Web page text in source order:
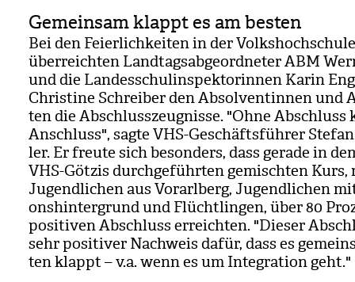
Gemeinsam klappt es am besten
Bei den Fei­er­lich­kei­ten in der
über­reich­ten Land­tags­ab­ge­ord­ne­ter ABM
und die Lan­des­schul­in­spek­to­rin­nen Karin
Chris­tine Schrei­ber den Absol­ven­tin­nen und
ten die Abschluss­zeug­nisse. "Ohne Abschluss
Anschluss", sagte VHS-Geschäfts­füh­rer
ler. Er freute sich beson­ders, dass gerade in
VHS-Göt­zis durch­ge­führ­ten gemisch­ten Kurs,
Jugend­li­chen aus Vor­arl­berg, Jugend­li­chen
ons­hin­ter­grund und Flücht­lin­gen, über 80
posi­ti­ven Abschluss erreich­ten. "Die­ser
sehr posi­ti­ver Nach­weis dafür, dass es
ten klappt – v.a. wenn es um Inte­gra­tion geht."